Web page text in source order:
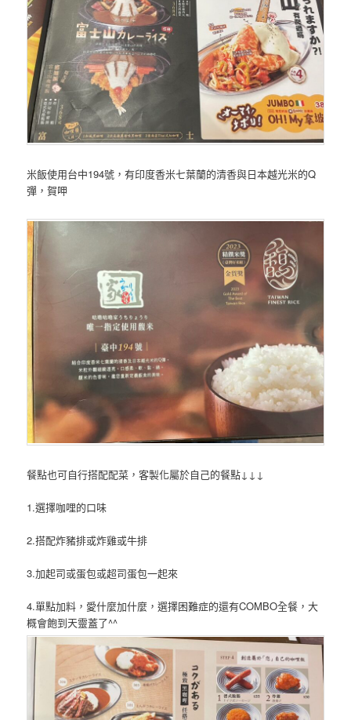
米飯使用台中194號，有印度香米七葉蘭的清香與日本越光米的Q
彈，賀呷
餐點也可自行搭配配菜，客製化屬於自己的餐點↓↓↓
1.選擇咖哩的口味
2.搭配炸豬排或炸雞或牛排
3.加起司或蛋包或超司蛋包一起來
4.單點加料，愛什麼加什麼，選擇困難症的還有COMBO全餐，大
概會飽到天靈蓋了^^